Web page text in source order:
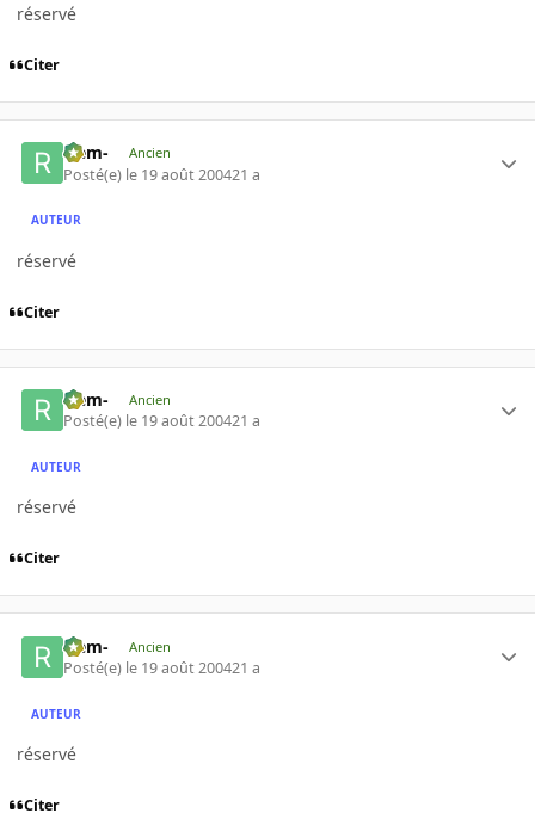
réservé
Citer
-rem- Ancien
Posté(e) le 19 août 200421 a
AUTEUR
réservé
Citer
-rem- Ancien
Posté(e) le 19 août 200421 a
AUTEUR
réservé
Citer
-rem- Ancien
Posté(e) le 19 août 200421 a
AUTEUR
réservé
Citer